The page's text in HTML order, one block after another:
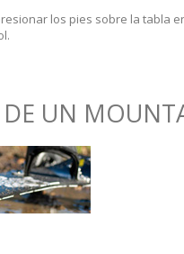
los pies sobre la tabla
UN